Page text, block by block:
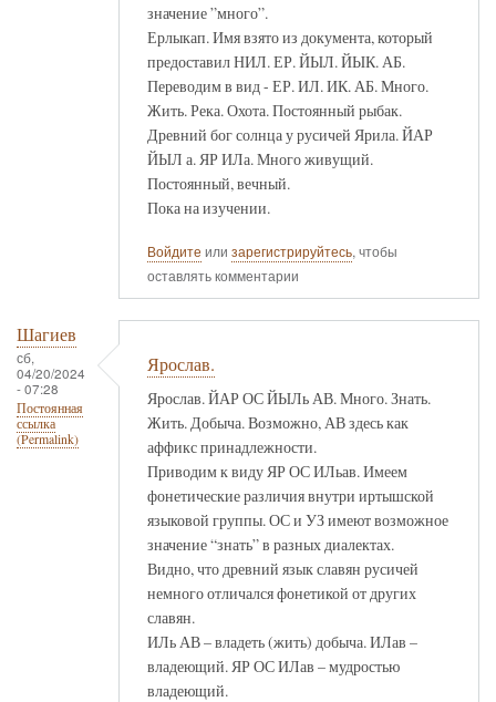
значение ”много”.
Ерлыкап. Имя взято из документа, который
предоставил НИЛ. ЕР. ЙЫЛ. ЙЫК. АБ.
Переводим в вид - ЕР. ИЛ. ИК. АБ. Много.
Жить. Река. Охота. Постоянный рыбак.
Древний бог солнца у русичей Ярила. ЙАР
ЙЫЛ а. ЯР ИЛа. Много живущий.
Постоянный, вечный.
Пока на изучении.
Войдите или зарегистрируйтесь, чтобы
оставлять комментарии
Шагиев
сб,
04/20/2024
- 07:28
Постоянная
ссылка
(Permalink)
Ярослав.
Ярослав. ЙАР ОС ЙЫЛь АВ. Много. Знать.
Жить. Добыча. Возможно, АВ здесь как
аффикс принадлежности.
Приводим к виду ЯР ОС ИЛьав. Имеем
фонетические различия внутри иртышской
языковой группы. ОС и УЗ имеют возможное
значение “знать” в разных диалектах.
Видно, что древний язык славян русичей
немного отличался фонетикой от других
славян.
ИЛь АВ – владеть (жить) добыча. ИЛав –
владеющий. ЯР ОС ИЛав – мудростью
владеющий.